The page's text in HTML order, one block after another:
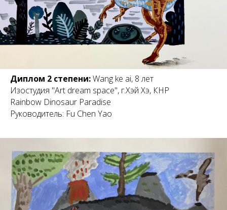
Диплом 2 степени:Wang ke ai, 8 лет
Изостудия "Art dream space", г.Хэй Хэ, КНР
Rainbow Dinosaur Paradise
Руководитель: Fu Chen Yao